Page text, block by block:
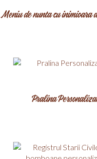
Meniu de nunta cu inimioara
Pralina